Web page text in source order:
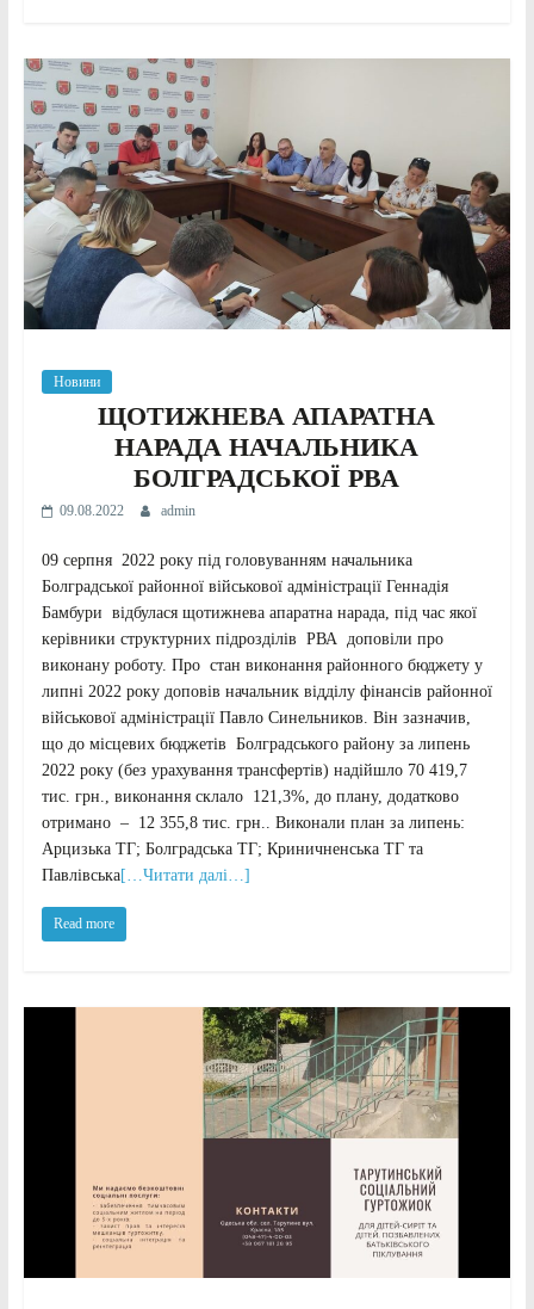
Новини
ЩОТИЖНЕВА АПАРАТНА
НАРАДА НАЧАЛЬНИКА
БОЛГРАДСЬКОЇ РВА
09.08.2022 admin
09 серпня 2022 року під головуванням начальника
Болградської районної військової адміністрації Геннадія
Бамбури відбулася щотижнева апаратна нарада, під час якої
керівники структурних підрозділів РВА доповіли про
виконану роботу. Про стан виконання районного бюджету у
липні 2022 року доповів начальник відділу фінансів районної
військової адміністрації Павло Синельников. Він зазначив,
що до місцевих бюджетів Болградського району за липень
2022 року (без урахування трансфертів) надійшло 70 419,7
тис. грн., виконання склало 121,3%, до плану, додатково
отримано – 12 355,8 тис. грн.. Виконали план за липень:
Арцизька ТГ; Болградська ТГ; Криничненська ТГ та
Павлівська[…Читати далі…]
Read more